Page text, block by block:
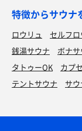
特徴からサウナ
ロウリュ セルフロ
銭湯サウナ
ボナ
タトゥーOK
カプ
テントサウナ
サ